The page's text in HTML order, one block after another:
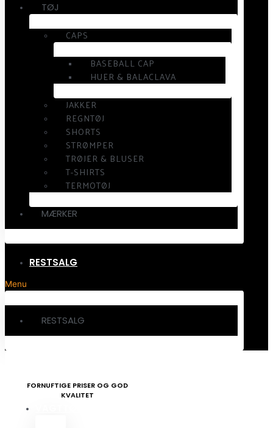
TØJ
CAPS
BASEBALL CAP
HUER & BALACLAVA
JAKKER
REGNTØJ
SHORTS
STRØMPER
TRØJER & BLUSER
T-SHIRTS
TERMOTØJ
MÆRKER
RESTSALG
Menu
RESTSALG
FORNUFTIGE PRISER OG GOD
KVALITET